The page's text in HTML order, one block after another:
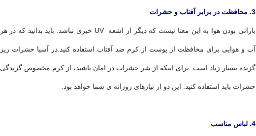
3. محافظت در برابر آفتاب و حشرات
بارانی بودن هوا به این معنا نیست که دیگر از اشعه UV خبری نباشد. باید بدانید که در هر
آب و هوایی برای محافظت از پوست از کرم ضد آفتاب استفاده کنید.در آسیا حشرات ریز
گزنده بسیار زیاد است. برای اینکه از شر حشرات در امان باشید، از کرم مخصوص گزیدگی
حشرات باید استفاده کنید. این دو از نیازهای روزانه ی شما خواهد بود.
4. لباس مناسب